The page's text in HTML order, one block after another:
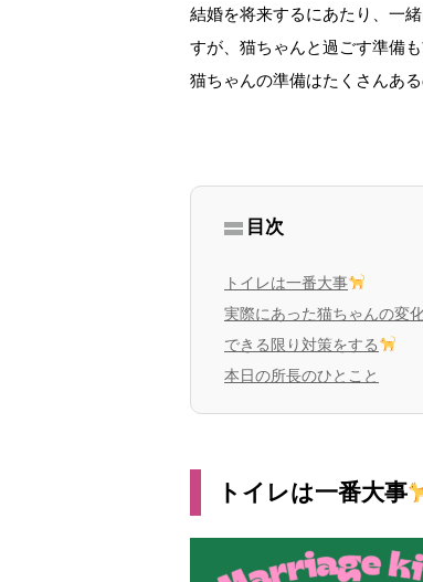
結婚を将来するにあたり、一
すが、猫ちゃんと過ごす準備
猫ちゃんの準備はたくさんあ
目次
トイレは一番大事
実際にあった猫ちゃんの変
できる限り対策をする
本日の所長のひとこと
トイレは一番大事